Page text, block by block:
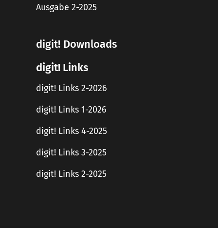
Ausgabe 2-2025
digit! Downloads
digit! Links
digit! Links 2-2026
digit! Links 1-2026
digit! Links 4-2025
digit! Links 3-2025
digit! Links 2-2025